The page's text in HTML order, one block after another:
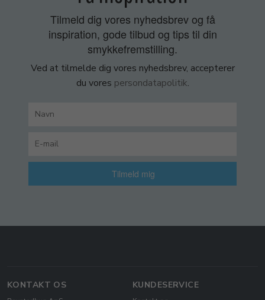
Tilmeld dig vores nyhedsbrev og få
inspiration, gode tilbud og tips til din
smykkefremstilling.
Ved at tilmelde dig vores nyhedsbrev, accepterer
du vores persondatapolitik.
Tilmeld mig
KONTAKT OS KUNDESERVICE